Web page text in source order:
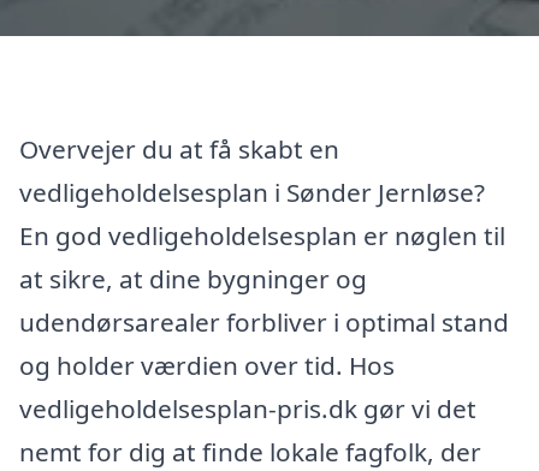
Overvejer du at få skabt en
vedligeholdelsesplan i Sønder Jernløse?
En god vedligeholdelsesplan er nøglen til
at sikre, at dine bygninger og
udendørsarealer forbliver i optimal stand
og holder værdien over tid. Hos
vedligeholdelsesplan-pris.dk gør vi det
nemt for dig at finde lokale fagfolk, der